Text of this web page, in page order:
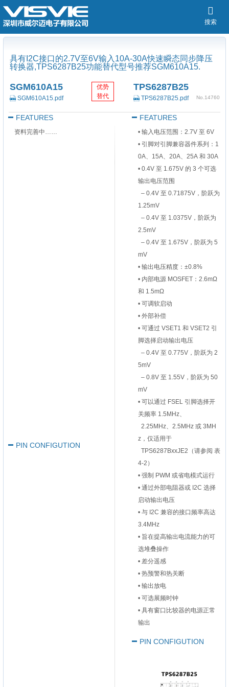
搜索
具有I2C接口的2.7V至6V输入10A-30A快速瞬态同步降压
转换器,TPS6287B25功能替代型号推荐SGM610A15.
SGM610A15
SGM610A15.pdf
FEATURES
资料完善中……
PIN CONFIGUTION
优势
替代
TPS6287B25
TPS6287B25.pdf No.14760
FEATURES
• 输入电压范围：2.7V 至 6V
• 引脚对引脚兼容器件系列：1
0A、15A、20A、25A 和 30A
• 0.4V 至 1.675V 的 3 个可选
输出电压范围
– 0.4V 至 0.71875V，阶跃为
1.25mV
– 0.4V 至 1.0375V，阶跃为
2.5mV
– 0.4V 至 1.675V，阶跃为 5
mV
• 输出电压精度：±0.8%
• 内部电源 MOSFET：2.6mΩ
和 1.5mΩ
• 可调软启动
• 外部补偿
• 可通过 VSET1 和 VSET2 引
脚选择启动输出电压
– 0.4V 至 0.775V，阶跃为 2
5mV
– 0.8V 至 1.55V，阶跃为 50
mV
• 可以通过 FSEL 引脚选择开
关频率 1.5MHz、
2.25MHz、2.5MHz 或 3MH
z，仅适用于
TPS6287BxxJE2（请参阅 表
4-2）
• 强制 PWM 或省电模式运行
• 通过外部电阻器或 I2C 选择
启动输出电压
• 与 I2C 兼容的接口频率高达
3.4MHz
• 旨在提高输出电流能力的可
选堆叠操作
• 差分遥感
• 热预警和热关断
• 输出放电
• 可选展频时钟
• 具有窗口比较器的电源正常
输出
PIN CONFIGUTION